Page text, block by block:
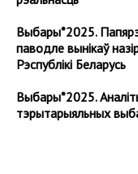
Выбары*2025.
паводле вынікаў
Рэспублікі Беларусь
Выбары*2025.
тэрытарыяльных